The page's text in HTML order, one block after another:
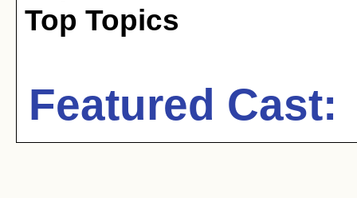
Top Topics
Featured Cast: